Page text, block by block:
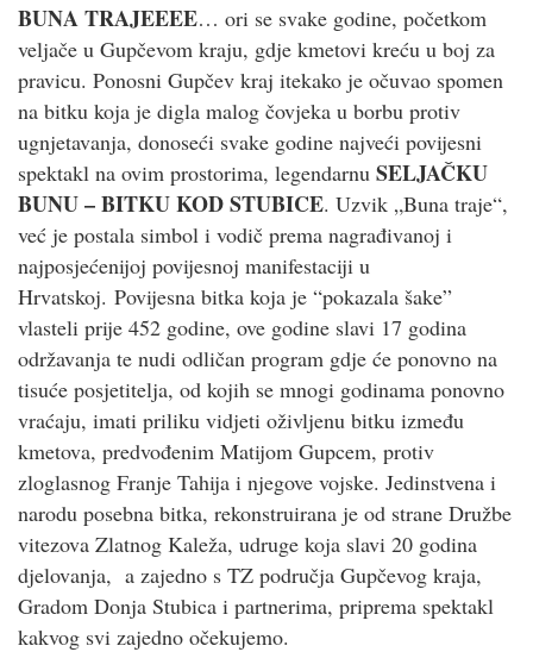
BUNA TRAJEEEE… ori se svake godine, početkom
veljače u Gupčevom kraju, gdje kmetovi kreću u boj za
pravicu. Ponosni Gupčev kraj itekako je očuvao spomen
na bitku koja je digla malog čovjeka u borbu protiv
ugnjetavanja, donoseći svake godine najveći povijesni
spektakl na ovim prostorima, legendarnu SELJAČKU
BUNU – BITKU KOD STUBICE. Uzvik „Buna traje“,
već je postala simbol i vodič prema nagrađivanoj i
najposjećenijoj povijesnoj manifestaciji u
Hrvatskoj. Povijesna bitka koja je “pokazala šake”
vlasteli prije 452 godine, ove godine slavi 17 godina
održavanja te nudi odličan program gdje će ponovno na
tisuće posjetitelja, od kojih se mnogi godinama ponovno
vraćaju, imati priliku vidjeti oživljenu bitku između
kmetova, predvođenim Matijom Gupcem, protiv
zloglasnog Franje Tahija i njegove vojske. Jedinstvena i
narodu posebna bitka, rekonstruirana je od strane Družbe
vitezova Zlatnog Kaleža, udruge koja slavi 20 godina
djelovanja, a zajedno s TZ područja Gupčevog kraja,
Gradom Donja Stubica i partnerima, priprema spektakl
kakvog svi zajedno očekujemo.